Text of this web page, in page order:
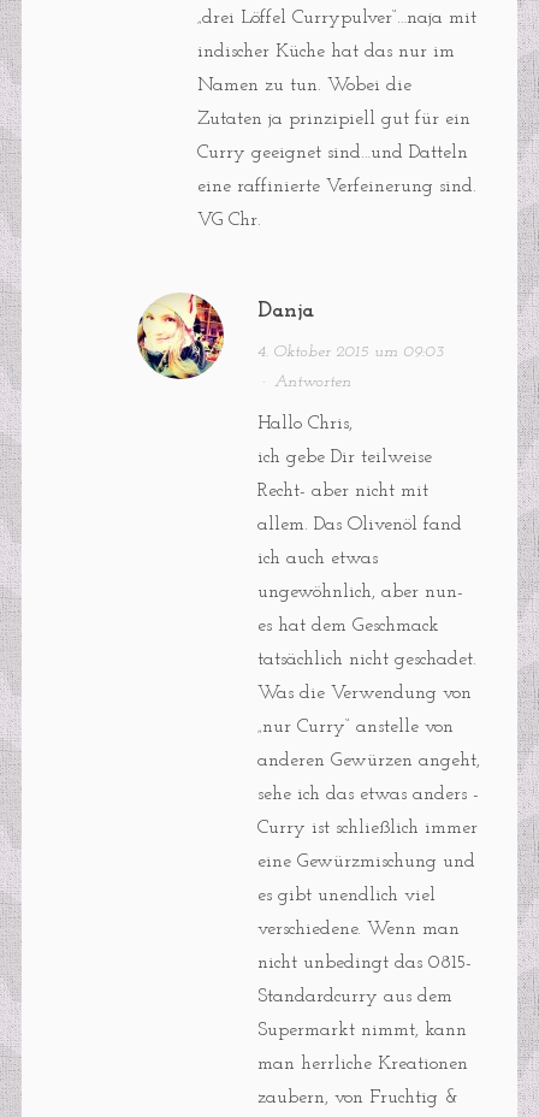
„drei Löffel Currypulver“…naja mit
indischer Küche hat das nur im
Namen zu tun. Wobei die
Zutaten ja prinzipiell gut für ein
Curry geeignet sind…und Datteln
eine raffinierte Verfeinerung sind.
VG Chr.
Danja
4. Oktober 2015 um 09:03
· Antworten
Hallo Chris,
ich gebe Dir teilweise
Recht- aber nicht mit
allem. Das Olivenöl fand
ich auch etwas
ungewöhnlich, aber nun-
es hat dem Geschmack
tatsächlich nicht geschadet.
Was die Verwendung von
„nur Curry“ anstelle von
anderen Gewürzen angeht,
sehe ich das etwas anders -
Curry ist schließlich immer
eine Gewürzmischung und
es gibt unendlich viel
verschiedene. Wenn man
nicht unbedingt das 0815-
Standardcurry aus dem
Supermarkt nimmt, kann
man herrliche Kreationen
zaubern, von Fruchtig &